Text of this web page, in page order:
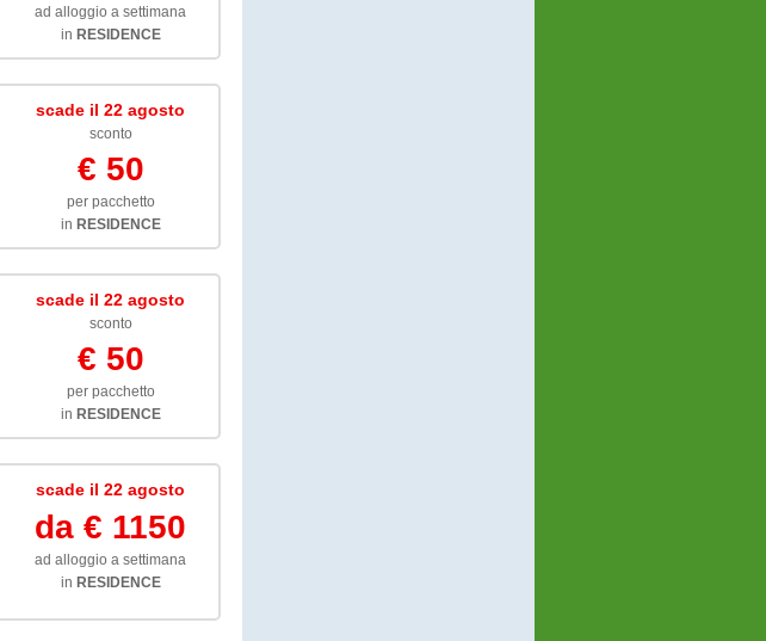
ad alloggio a settimana
in RESIDENCE
scade il 22 agosto
sconto
€ 50
per pacchetto
in RESIDENCE
scade il 22 agosto
sconto
€ 50
per pacchetto
in RESIDENCE
scade il 22 agosto
da € 1150
ad alloggio a settimana
in RESIDENCE